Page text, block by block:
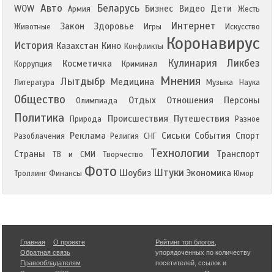
WOW Авто Армия Беларусь Бизнес Видео Дети
Жесть
Животные
Закон Здоровье Игры Интернет Искусство
История Казахстан Кино Конфликты Коронавирус
Коррупция Косметичка Криминал Кулинария Ликбез
Литература Лытдыбр Медицина Мнения Музыка Наука
Общество Олимпиада Отдых Отношения Персоны
Политика Природа Происшествия Путешествия
Разное
Разоблачения
Реклама Религия СНГ Сиськи События Спорт
Страны
ТВ и СМИ Творчество Технологии Транспорт
Троллинг Финансы Фото Шоубиз Штуки Экономика Юмор
Главная
О проекте
Обратная связь
Правообладателям
Рейтинг топ блогов
упорядоченных по количеству
посетителей, ссылок и